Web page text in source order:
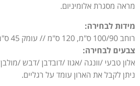
מראה מסגרת אלומיניום.
מידות לבחירה:
רוחב 100/90 ס"מ, 120 ס"מ // עומק 45 ס"מ // גובה 60 ס"מ.
צבעים לבחירה:
אלון טבעי /וונגה /אגוז /דובדבן /דבש /מולבן
ניתן לקבל את הארון עומד על רגליים.